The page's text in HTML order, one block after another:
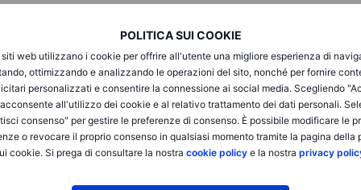
POLITICA SUI COOKIE
siti web utilizzano i cookie per offrire all'utente una migliore esperienza di
ottimizzando e analizzando le operazioni del sito, nonché per fornire
personalizzati e consentire la connessione ai social media. Scegliendo
all'utilizzo dei cookie e al relativo trattamento dei dati personali.
consenso" per gestire le preferenze di consenso. È possibile modificare le
o revocare il proprio consenso in qualsiasi momento tramite la pagina della
cookie. Si prega di consultare la nostra cookie policye la nostra privacy
Cintas Corporation, Kongsberg, Delta Airlines
Oltre i confini americani –
la tua migliore alleata
invariati martedì,mentre gli investitori sono rimasti